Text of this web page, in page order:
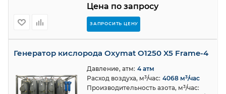
Цена по запросу
ЗАПРОСИТЬ ЦЕНУ
Генератор кислорода Oxymat O1250 X5 Frame-4
Давление, атм: 4 атм
Расход воздуха, м³/час: 4068 м³/час
Производительность азота, м³/час: